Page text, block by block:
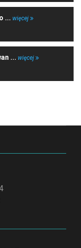
... więcej
... więcej